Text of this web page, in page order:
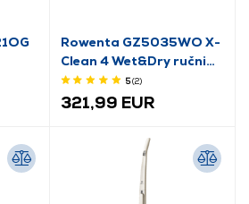
Rowenta GZ5035WO X-
Clean 4 Wet&Dry ručni
usisavač
5(2)
321,99 EUR